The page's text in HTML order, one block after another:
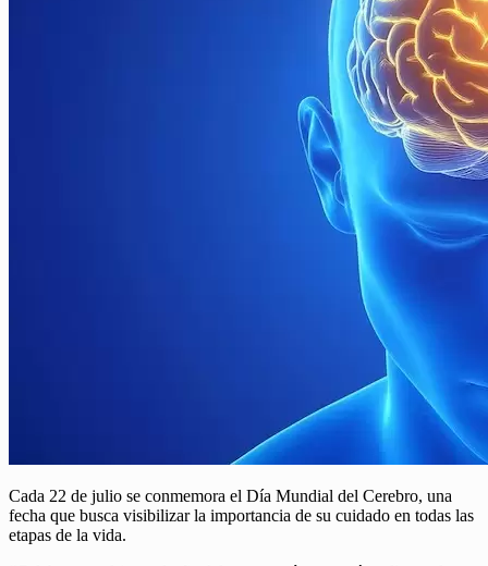
Cada 22 de julio se conmemora el Día Mundial del Cerebro, una
fecha que busca visibilizar la importancia de su cuidado en todas las
etapas de la vida.